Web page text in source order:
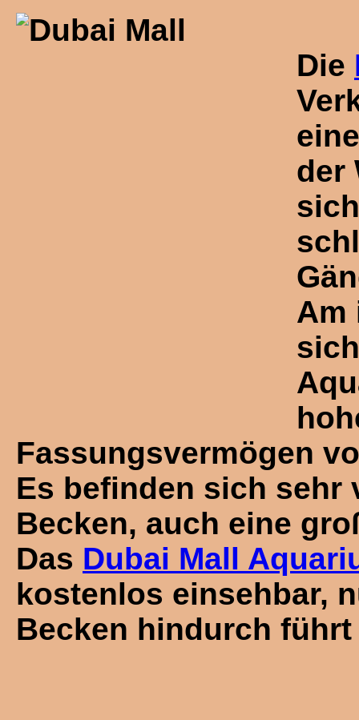
Die
der
Am
Fassungsvermögen
Es befinden sich sehr
Becken, auch eine
Das Dubai Mall
kostenlos einsehbar,
Becken hindurch